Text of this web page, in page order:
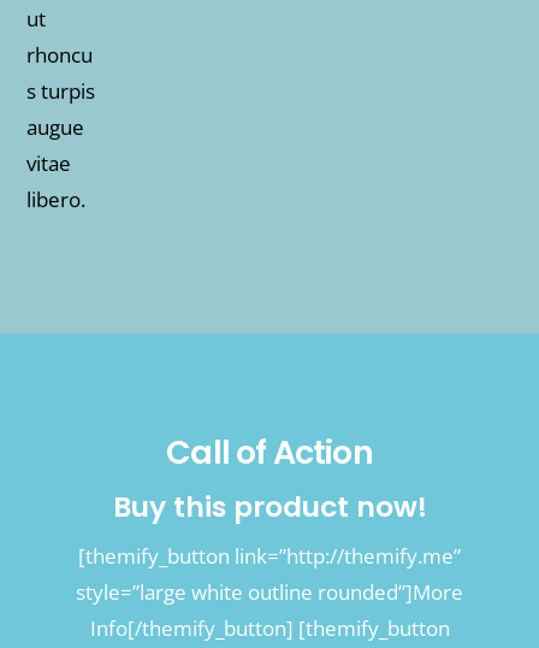
Call of Action
Buy this product now!
[themify_button link=”http://themify.me”
style=”large white outline rounded”]More
Info[/themify_button] [themify_button